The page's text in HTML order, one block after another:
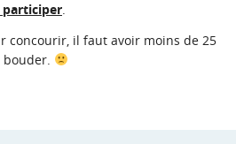
.
concourir, il faut avoir moins de 25